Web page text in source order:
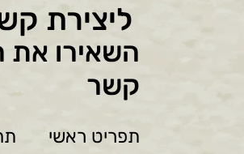
ליצירת
השאירו את
קשר
תפריט ראשי